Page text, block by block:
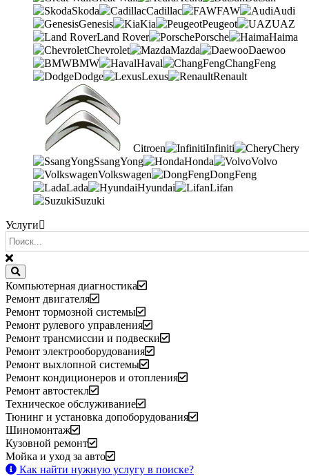
Skoda
Cadillac FAW
Audi
Genesis
Kia Peugeot
UAZ
Land Rover
Porsche
Haima
Chevrolet
Mazda
Daewoo
BMW
Haval
ChangFeng
Dodge
Lexus Renault
Citroen Infiniti
Chery
SsangYong
Honda
Volvo
Volkswagen
DongFeng
Lada
Hyundai
Lifan
Suzuki
Услуги
Компьютерная диагностика
Ремонт двигателя
Ремонт тормозной системы
Ремонт рулевого управления
Ремонт трансмиссии и подвески
Ремонт электрооборудования
Ремонт выхлопной системы
Ремонт кондиционеров и отопления
Ремонт автостекл
Техническое обслуживание
Тюнинг и установка допоборудования
Шиномонтаж
Кузовной ремонт
Мойка и уход за авто
Как найти нужную услугу в поиске?